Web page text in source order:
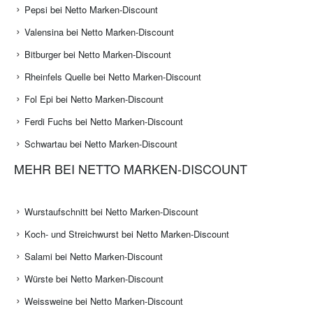
Pepsi bei Netto Marken-Discount
Valensina bei Netto Marken-Discount
Bitburger bei Netto Marken-Discount
Rheinfels Quelle bei Netto Marken-Discount
Fol Epi bei Netto Marken-Discount
Ferdi Fuchs bei Netto Marken-Discount
Schwartau bei Netto Marken-Discount
MEHR BEI NETTO MARKEN-DISCOUNT
Wurstaufschnitt bei Netto Marken-Discount
Koch- und Streichwurst bei Netto Marken-Discount
Salami bei Netto Marken-Discount
Würste bei Netto Marken-Discount
Weissweine bei Netto Marken-Discount